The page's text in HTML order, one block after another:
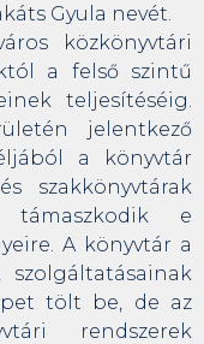
Gyula nevét.
közkönyvtári
a felső szintű
teljesítéséig.
jelentkező
a könyvtár
szakkönyvtárak
támaszkodik e
A könyvtár a
tölt be, de az
rendszerek